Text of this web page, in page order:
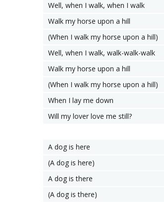
Well, when I walk, when I walk
Walk my horse upon a hill
(When I walk my horse upon a hill)
Well, when I walk, walk-walk-walk
Walk my horse upon a hill
(When I walk my horse upon a hill)
When I lay me down
Will my lover love me still?
A dog is here
(A dog is here)
A dog is there
(A dog is there)